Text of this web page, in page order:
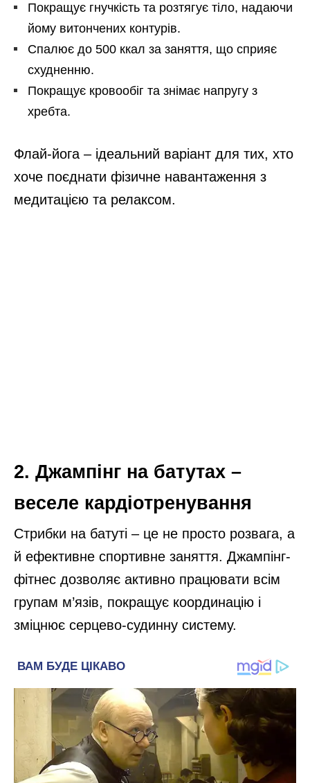
Покращує гнучкість та розтягує тіло, надаючи
йому витончених контурів.
Спалює до 500 ккал за заняття, що сприяє
схудненню.
Покращує кровообіг та знімає напругу з
хребта.
Флай-йога – ідеальний варіант для тих, хто
хоче поєднати фізичне навантаження з
медитацією та релаксом.
2. Джампінг на батутах –
веселе кардіотренування
Стрибки на батуті – це не просто розвага, а
й ефективне спортивне заняття. Джампінг-
фітнес дозволяє активно працювати всім
групам м’язів, покращує координацію і
зміцнює серцево-судинну систему.